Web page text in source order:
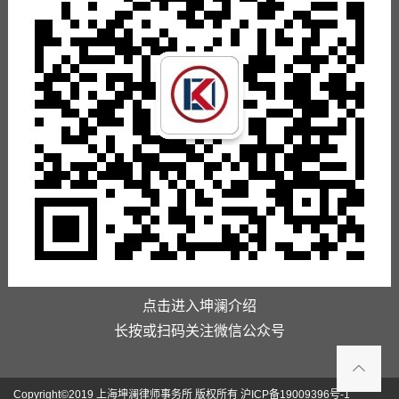
点击进入坤澜介绍
长按或扫码关注微信公众号
Copyright©2019 上海坤澜律师事务所 版权所有 沪ICP备19009396号-1